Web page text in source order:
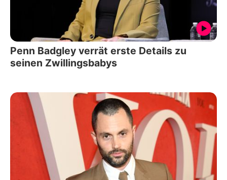
Penn Badgley verrät erste Details zu
seinen Zwillingsbabys